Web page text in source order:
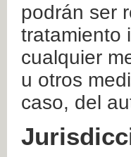
podrán ser
tratamiento
cualquier
u otros
caso, del